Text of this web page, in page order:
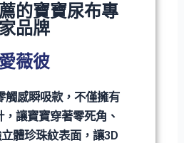
的寶寶尿布專
家品牌
愛薇彼
觸感瞬吸款，不僅擁有
讓寶寶穿著零死角、
體珍珠紋表面，讓3D